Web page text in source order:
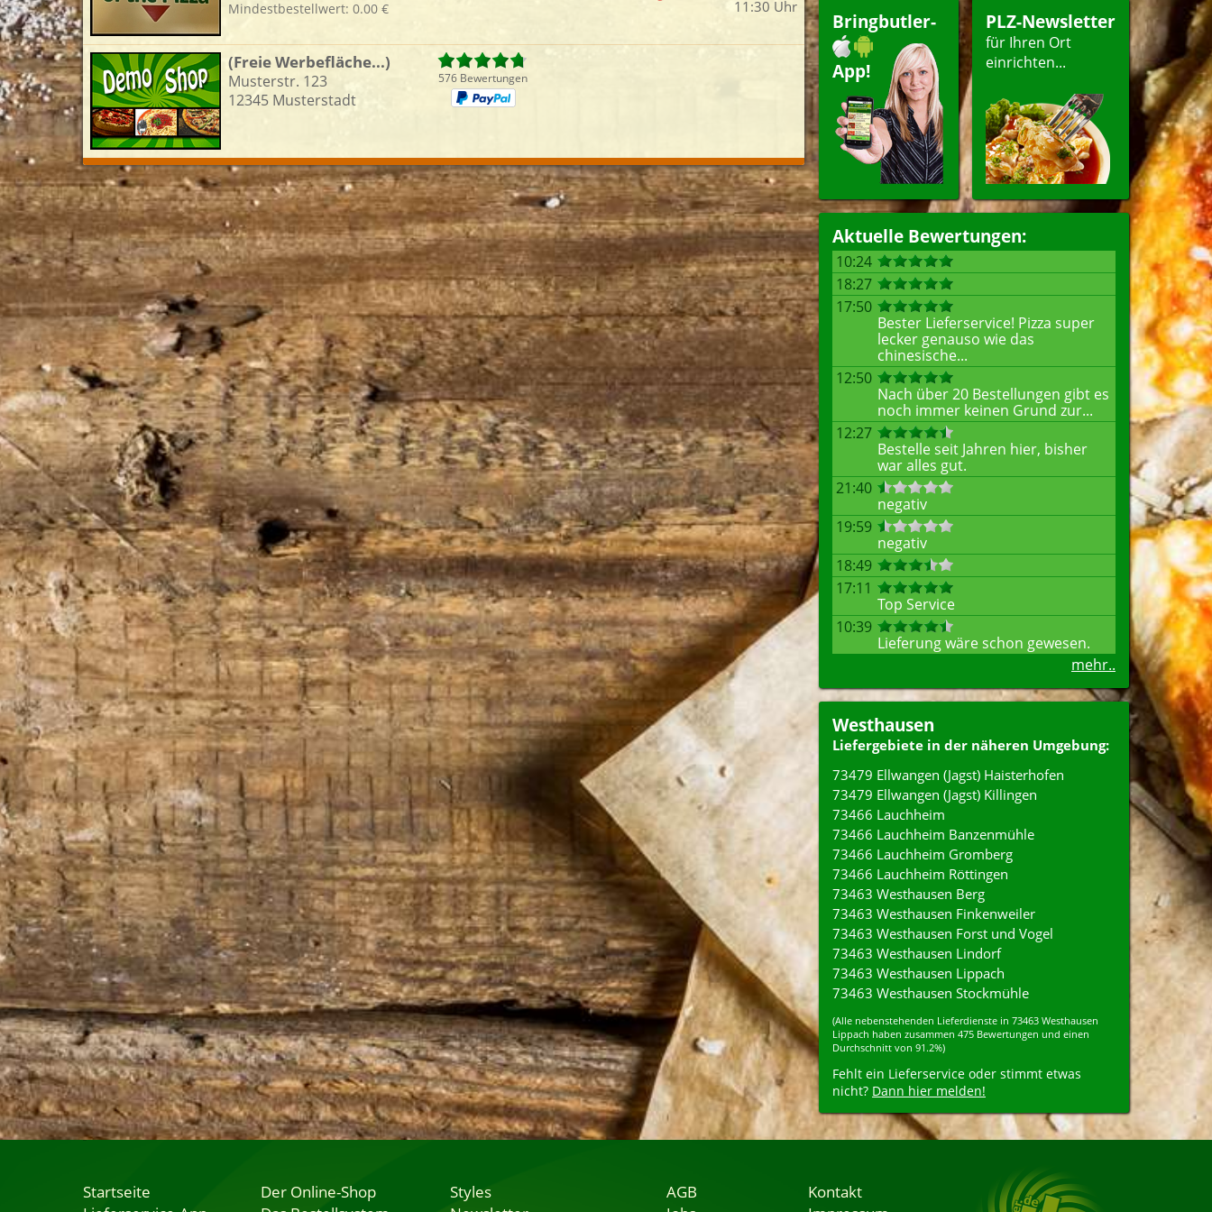
Bringbutler-
App!
PLZ-Newsletter
für Ihren Ort
einrichten...
Aktuelle Bewertungen:
10:24
18:27
17:50
Bester Lieferservice! Pizza super
lecker genauso wie das
chinesische...
12:50
Nach über 20 Bestellungen gibt es
noch immer keinen Grund zur...
12:27
Bestelle seit Jahren hier, bisher
war alles gut.
21:40
negativ
19:59
negativ
18:49
17:11
Top Service
10:39
Lieferung wäre schon gewesen.
mehr..
Westhausen
Liefergebiete in der näheren Umgebung:
73479 Ellwangen (Jagst) Haisterhofen
73479 Ellwangen (Jagst) Killingen
73466 Lauchheim
73466 Lauchheim Banzenmühle
73466 Lauchheim Gromberg
73466 Lauchheim Röttingen
73463 Westhausen Berg
73463 Westhausen Finkenweiler
73463 Westhausen Forst und Vogel
73463 Westhausen Lindorf
73463 Westhausen Lippach
73463 Westhausen Stockmühle
(Alle nebenstehenden Lieferdienste in 73463 Westhausen
Lippach haben zusammen 475 Bewertungen und einen
Durchschnitt von 91.2%)
Fehlt ein Lieferservice oder stimmt etwas
nicht? Dann hier melden!
sofort
für um : Uhr bestellen
Mindestbestellwert: 0.00 €
11:30 Uhr
(Freie Werbefläche...)
Musterstr. 123
12345 Musterstadt
576 Bewertungen
Startseite
Der Online-Shop
Styles
AGB
Kontakt